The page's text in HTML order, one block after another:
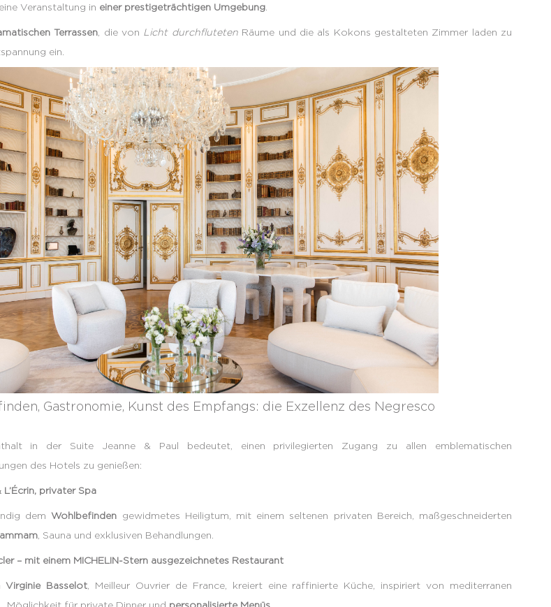
Veranstaltung in einer prestigeträchtigen Umgebung.
Terrassen , die von Licht durchflutetenRäume und die als Kokons gestalteten Zimmer laden zu
ein.
Gastronomie, Kunst des Empfangs: die Exzellenz des Negresco
in der Suite Jeanne & Paul bedeutet, einen privilegierten Zugang zu allen emblematischen
des Hotels zu genießen:
L’Écrin, privater Spa
demWohlbefinden gewidmetes Heiligtum, mit einem seltenen privaten Bereich, maßgeschneiderten
, Sauna und exklusiven Behandlungen.
– mit einem MICHELIN-Stern ausgezeichnetes Restaurant
Virginie Basselot , Meilleur Ouvrier de France, kreiert eine raffinierte Küche, inspiriert von mediterranen
Möglichkeit für private Dinner und personalisierte Menüs.